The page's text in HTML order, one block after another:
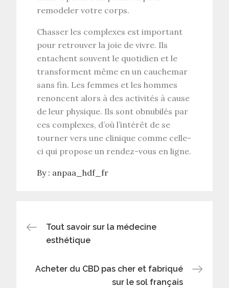
remodeler votre corps.
Chasser les complexes est important
pour retrouver la joie de vivre. Ils
entachent souvent le quotidien et le
transforment même en un cauchemar
sans fin. Les femmes et les hommes
renoncent alors à des activités à cause
de leur physique. Ils sont obnubilés par
ces complexes, d’où l’intérêt de se
tourner vers une clinique comme celle-
ci qui propose un rendez-vous en ligne.
By : anpaa_hdf_fr
Post
navigation
Tout savoir sur la médecine
esthétique
Acheter du CBD pas cher et fabriqué
sur le sol français